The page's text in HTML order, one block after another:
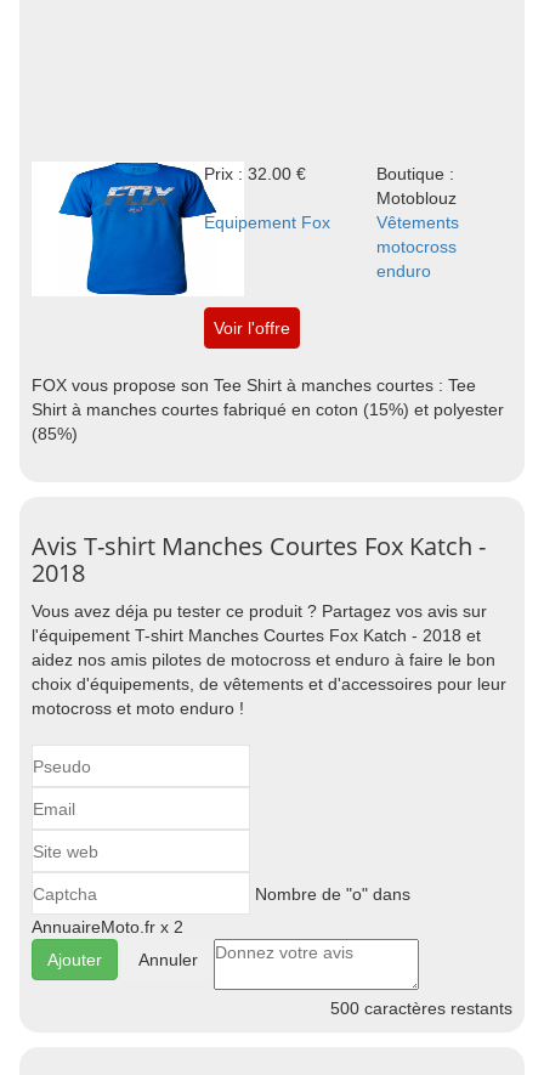
Prix : 32.00 €
Boutique :
Motoblouz
Equipement Fox
Vêtements
motocross
enduro
Voir l'offre
FOX vous propose son Tee Shirt à manches courtes : Tee
Shirt à manches courtes fabriqué en coton (15%) et polyester
(85%)
Avis T-shirt Manches Courtes Fox Katch -
2018
Vous avez déja pu tester ce produit ? Partagez vos avis sur
l'équipement T-shirt Manches Courtes Fox Katch - 2018 et
aidez nos amis pilotes de motocross et enduro à faire le bon
choix d'équipements, de vêtements et d'accessoires pour leur
motocross et moto enduro !
Nombre de "o" dans
AnnuaireMoto.fr x 2
Annuler
500 caractères restants